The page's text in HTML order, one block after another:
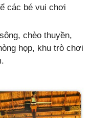
các bé vui chơi
chèo thuyền,
họp, khu trò chơi